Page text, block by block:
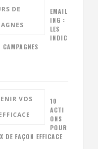
EMAIL
ING :
LES
INDIC
10
ACTI
ONS
POUR
DE FAÇON EFFICACE